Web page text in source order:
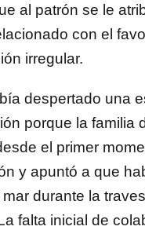
al patrón se le
con el
irregular.
despertado una
porque la familia
el primer
y apuntó a que
durante la
falta inicial de